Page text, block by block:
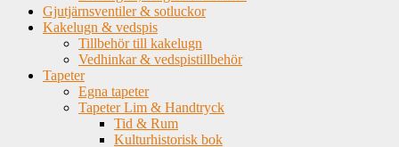
Gjutjärnsventiler & sotluckor
Kakelugn & vedspis
Tillbehör till kakelugn
Vedhinkar & vedspistillbehör
Tapeter
Egna tapeter
Tapeter Lim & Handtryck
Tid & Rum
Kulturhistorisk bok